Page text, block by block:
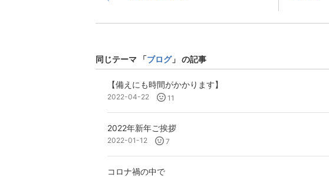
同じテーマ 「ブログ」 の記事
【備えにも時間がかかります】
2022-04-22 11
2022年新年ご挨拶
2022-01-12 7
コロナ禍の中で